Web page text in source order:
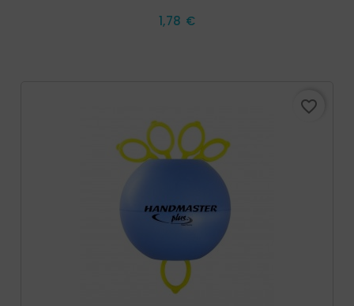
Prix
1,78 €
favorite_border